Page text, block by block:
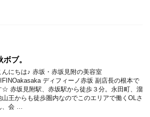
ボブ。
んにちは♪ 赤坂・赤坂見附の美容室
ディフィーノ赤坂 副店長の根本で
☆ 赤坂見附駅、赤坂駅から徒歩３分。永田町、溜
山王からも徒歩圏内なのでこのエリアで働くOLさ
、会 …